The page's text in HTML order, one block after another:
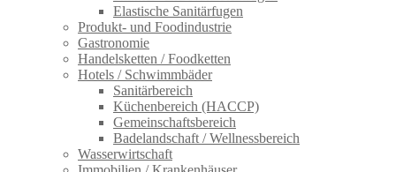
Elastische Sanitärfugen
Produkt- und Foodindustrie
Gastronomie
Handelsketten / Foodketten
Hotels / Schwimmbäder
Sanitärbereich
Küchenbereich (HACCP)
Gemeinschaftsbereich
Badelandschaft / Wellnessbereich
Wasserwirtschaft